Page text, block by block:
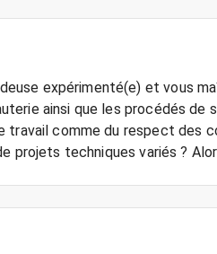
expérimenté(e) et vous
ainsi que les procédés de
comme du respect des
projets techniques variés ?